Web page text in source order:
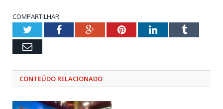
COMPARTILHAR:
TwitterFacebookGoogle+PinterestLinkedInTumblr
Email
CONTEÚDO RELACIONADO